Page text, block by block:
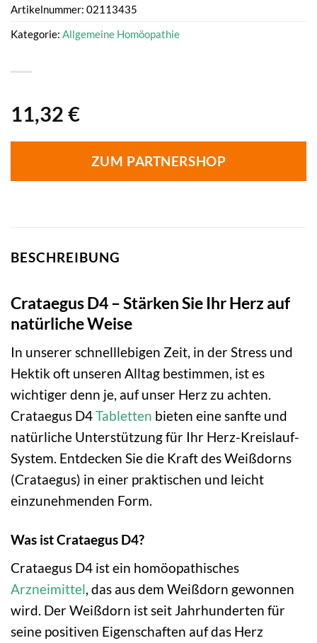
11,32 €
ZUM PARTNERSHOP
Artikelnummer: 02113435
Kategorie: Allgemeine Homöopathie
BESCHREIBUNG
Crataegus D4 – Stärken Sie Ihr Herz auf
natürliche Weise
In unserer schnelllebigen Zeit, in der Stress und
Hektik oft unseren Alltag bestimmen, ist es
wichtiger denn je, auf unser Herz zu achten.
Crataegus D4Tabletten bieten eine sanfte und
natürliche Unterstützung für Ihr Herz-Kreislauf-
System. Entdecken Sie die Kraft des Weißdorns
(Crataegus) in einer praktischen und leicht
einzunehmenden Form.
Was ist Crataegus D4?
Crataegus D4 ist ein homöopathisches
Arzneimittel , das aus dem Weißdorn gewonnen
wird. Der Weißdorn ist seit Jahrhunderten für
seine positiven Eigenschaften auf das Herz